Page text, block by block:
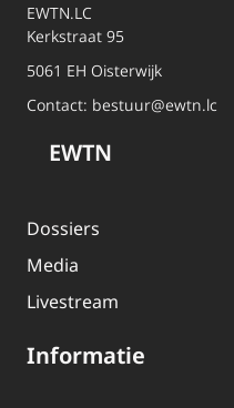
EWTN.LC
Kerkstraat 95
5061 EH Oisterwijk
Contact: bestuur@ewtn.lc
EWTN
Dossiers
Media
Livestream
Informatie